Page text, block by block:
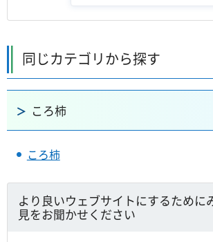
同じカテゴリから探す
ころ柿
ころ柿
より良いウェブサイトにするために
見をお聞かせください